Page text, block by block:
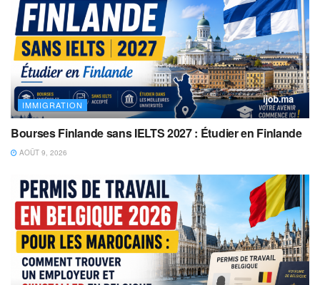
IMMIGRATION
Bourses Finlande sans IELTS 2027 : Étudier en Finlande
AOÛT 9, 2026